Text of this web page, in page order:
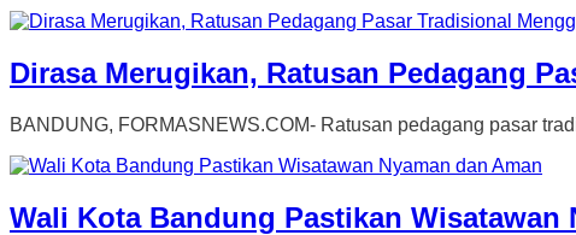
Dirasa Merugikan, Ratusan Pedagang
BANDUNG, FORMASNEWS.COM- Ratusan pedagang pasar
Wali Kota Bandung Pastikan Wisatawan